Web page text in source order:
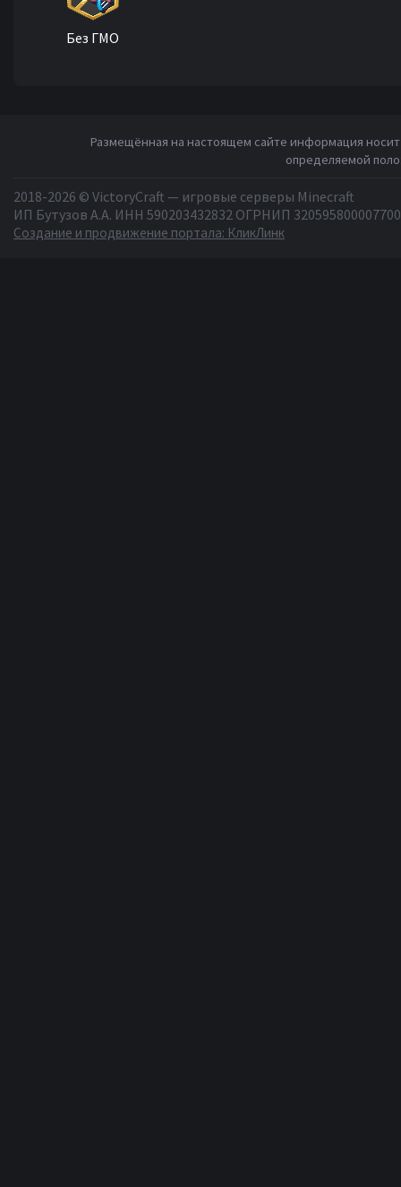
Без ГМО
Размещённая на настоящем сайте информация
определяемой
2018-2026 © VictoryCraft — игровые серверы Minecraft
ИП Бутузов А.А. ИНН 590203432832 ОГРНИП 320595800007700
Создание и продвижение портала: КликЛинк